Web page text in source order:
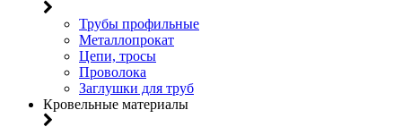
Трубы профильные
Металлопрокат
Цепи, тросы
Проволока
Заглушки для труб
Кровельные материалы